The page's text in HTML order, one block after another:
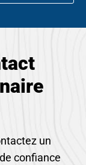
un
confiance